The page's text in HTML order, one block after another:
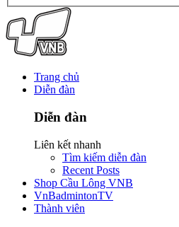
Trang chủ
Diễn đàn
Diễn đàn
Liên kết nhanh
Tìm kiếm diễn đàn
Recent Posts
Shop Cầu Lông VNB
VnBadmintonTV
Thành viên